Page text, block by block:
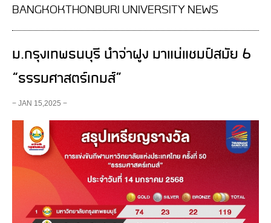
BANGKOKTHONBURI UNIVERSITY NEWS
ม.กรุงเทพธนบุรี นำจ่าฝูง มาแน่แชมป์สมัย 6
“ธรรมศาสตร์เกมส์”
− JAN 15,2025 −